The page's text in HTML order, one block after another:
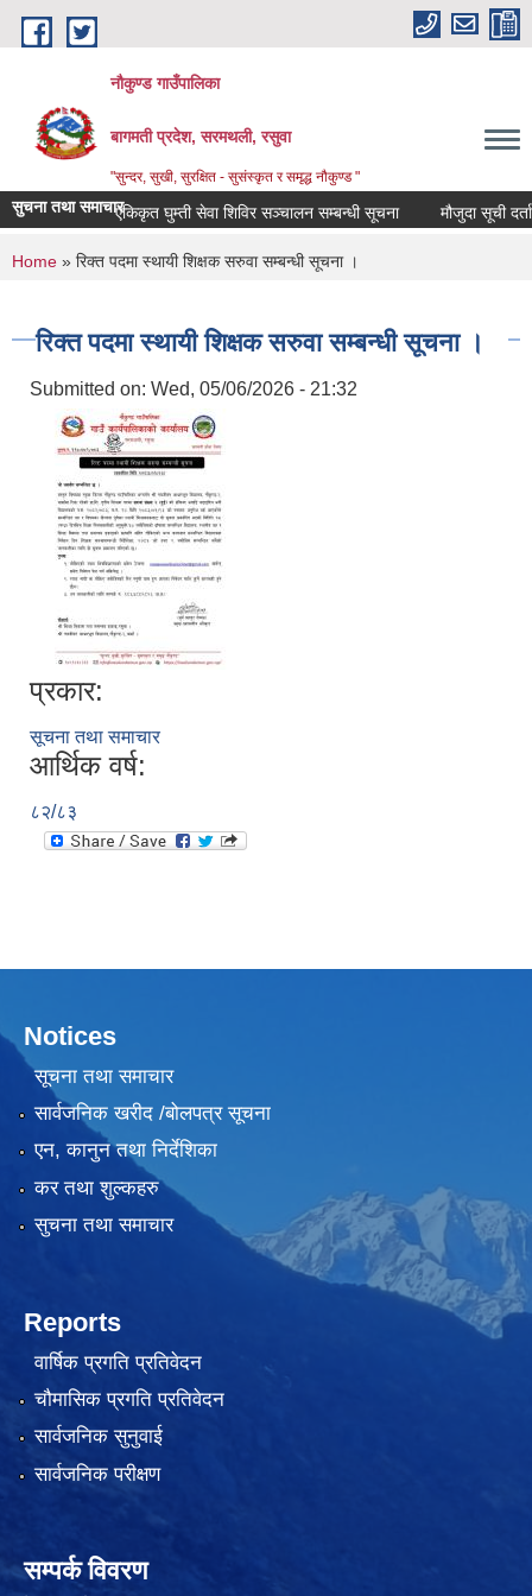
Skip to main content
नौकुण्ड गाउँपालिका
बागमती प्रदेश, सरमथली, रसुवा
"सुन्दर, सुखी, सुरक्षित - सुसंस्कृत र समृद्ध नौकुण्ड "
सुचना तथा समाचारएकिकृत घुम्ती सेवा शिविर सञ्‍चालन सम्बन्धी सूचना मौजुदा सूची
You are here
Home » रिक्त पदमा स्थायी शिक्षक सरुवा सम्बन्धी सूचना ।
रिक्त पदमा स्थायी शिक्षक सरुवा सम्बन्धी सूचना ।
Submitted on: Wed, 05/06/2026 - 21:32
प्रकार:
सूचना तथा समाचार
आर्थिक वर्ष:
८२/८३
Notices
सूचना तथा समाचार
सार्वजनिक खरीद /बोलपत्र सूचना
एन, कानुन तथा निर्देशिका
कर तथा शुल्कहरु
सुचना तथा समाचार
Reports
वार्षिक प्रगति प्रतिवेदन
चौमासिक प्रगति प्रतिवेदन
सार्वजनिक सुनुवाई
सार्वजनिक परीक्षण
सम्पर्क विवरण